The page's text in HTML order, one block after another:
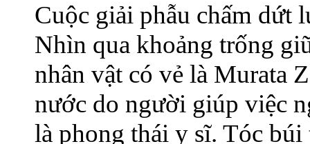
Cuộc giải phẫu chấm dứt
Nhìn qua khoảng trống
nhân vật có vẻ là Murata
nước do người giúp việc
là phong thái y sĩ. Tóc